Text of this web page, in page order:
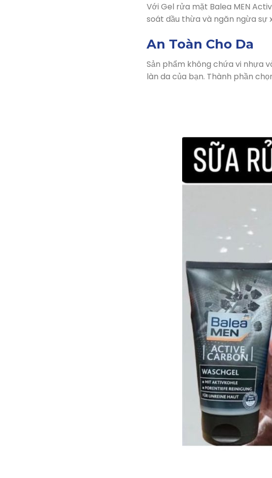
Với Gel rửa mặt Balea MEN
soát dầu thừa và ngăn ngừa sự
An Toàn Cho Da
Sản phẩm không chứa vi nhựa
làn da của bạn. Thành phần